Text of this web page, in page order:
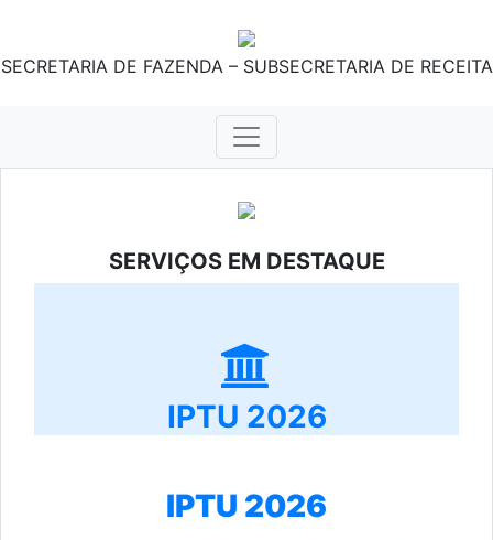
SECRETARIA DE FAZENDA – SUBSECRETARIA DE RECEITA
SERVIÇOS EM DESTAQUE
IPTU 2026
IPTU 2026